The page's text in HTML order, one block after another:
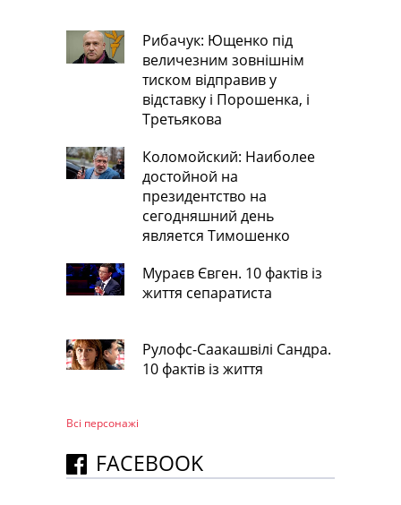
Рибачук: Ющенко під
величезним зовнішнім
тиском відправив у
відставку і Порошенка, і
Третьякова
Коломойский: Наиболее
достойной на
президентство на
сегодняшний день
является Тимошенко
Мураєв Євген. 10 фактів із
життя сепаратиста
Рулофс-Саакашвілі Сандра.
10 фактів із життя
Всі персонажi
FACEBOOK